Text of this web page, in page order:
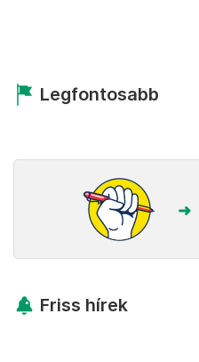
Legfontosabb
Friss hírek